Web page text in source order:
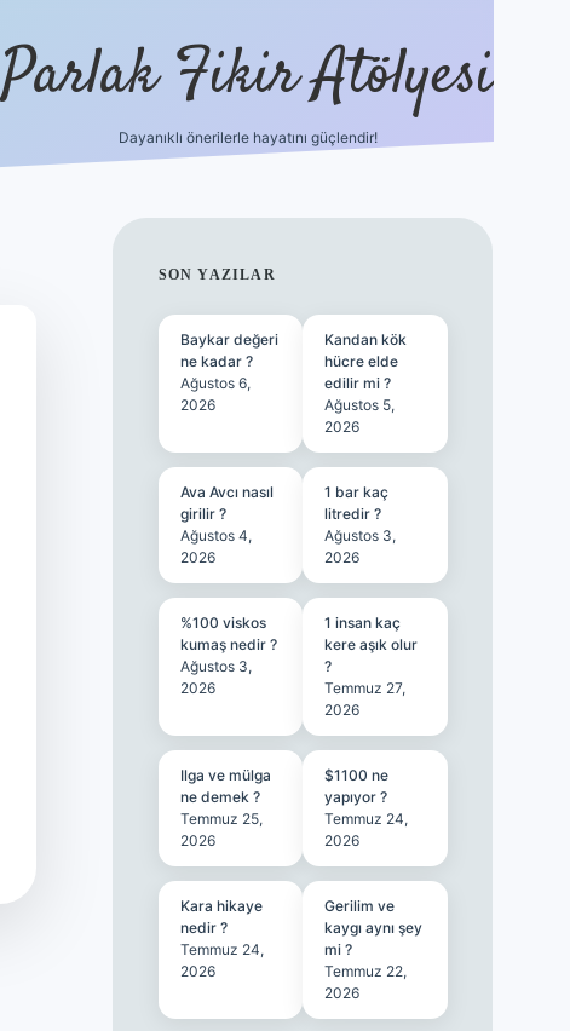
Parlak Fikir Atölyesi
Dayanıklı önerilerle hayatını güçlendir!
SIDEBAR
SON YAZILAR
Baykar değeri
ne kadar ?
Ağustos 6,
2026
Kandan kök
hücre elde
edilir mi ?
Ağustos 5,
2026
Ava Avcı nasıl
girilir ?
Ağustos 4,
2026
1 bar kaç
litredir ?
Ağustos 3,
2026
%100 viskos
kumaş nedir ?
Ağustos 3,
2026
1 insan kaç
kere aşık olur
?
Temmuz 27,
2026
Ilga ve mülga
ne demek ?
Temmuz 25,
2026
$1100 ne
yapıyor ?
Temmuz 24,
2026
Kara hikaye
nedir ?
Temmuz 24,
2026
Gerilim ve
kaygı aynı şey
mi ?
Temmuz 22,
2026
ilbet